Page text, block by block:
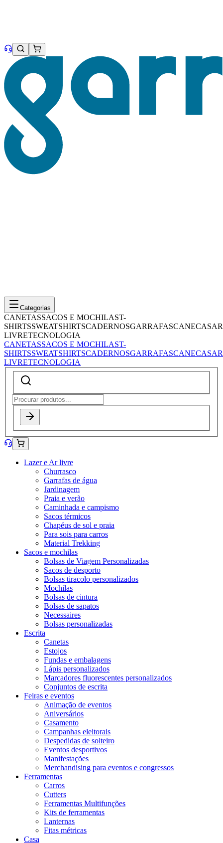
Categorias
CANETASSACOS E MOCHILAST-
SHIRTSSWEATSHIRTSCADERNOSGARRAFASCANECASAR
LIVRETECNOLOGIA
CANETASSACOS E MOCHILAST-
SHIRTSSWEATSHIRTSCADERNOSGARRAFASCANECASAR
LIVRETECNOLOGIA
Lazer e Ar livre
Churrasco
Garrafas de água
Jardinagem
Praia e verão
Caminhada e campismo
Sacos térmicos
Chapéus de sol e praia
Para sois para carros
Material Trekking
Sacos e mochilas
Bolsas de Viagem Personalizadas
Sacos de desporto
Bolsas tiracolo personalizados
Mochilas
Bolsas de cintura
Bolsas de sapatos
Necessaires
Bolsas personalizadas
Escrita
Canetas
Estojos
Fundas e embalagens
Lápis personalizados
Marcadores fluorescentes personalizados
Conjuntos de escrita
Feiras e eventos
Animação de eventos
Aniversários
Casamento
Campanhas eleitorais
Despedidas de solteiro
Eventos desportivos
Manifestações
Merchandising para eventos e congressos
Ferramentas
Carros
Cutters
Ferramentas Multifunções
Kits de ferramentas
Lanternas
Fitas métricas
Casa